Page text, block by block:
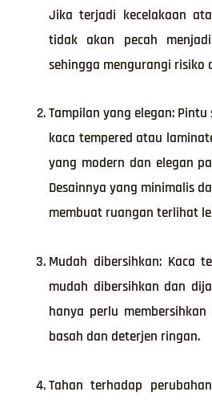
Jika terjadi kecelakaan
tidak akan pecah
sehingga mengurangi risiko
Tampilan yang elegan:
kaca tempered atau
yang modern dan elegan
Desainnya yang minimalis
membuat ruangan terlihat
Mudah dibersihkan: Kaca
mudah dibersihkan dan
hanya perlu
basah dan deterjen ringan.
Tahan terhadap